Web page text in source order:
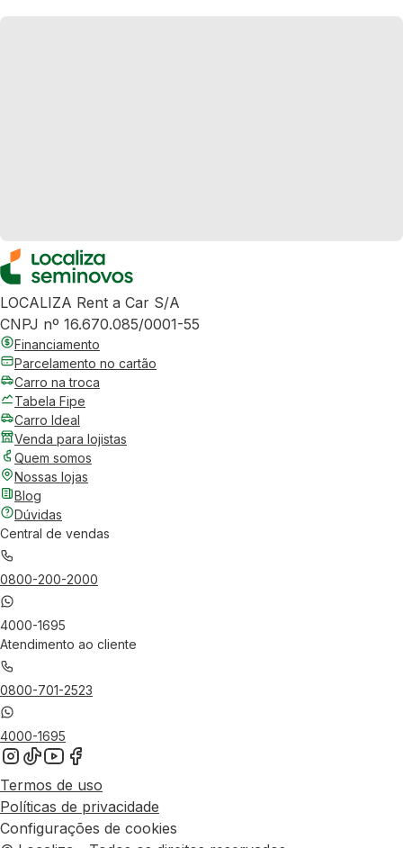
LOCALIZA Rent a Car S/A
CNPJ nº 16.670.085/0001-55
Financiamento
Parcelamento no cartão
Carro na troca
Tabela Fipe
Carro Ideal
Venda para lojistas
Quem somos
Nossas lojas
Blog
Dúvidas
Central de vendas
0800-200-2000
4000-1695
Atendimento ao cliente
0800-701-2523
4000-1695
Termos de uso
Políticas de privacidade
Configurações de cookies